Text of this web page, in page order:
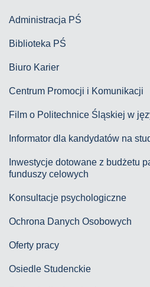
Administracja PŚ
Biblioteka PŚ
Biuro Karier
Centrum Promocji i Komunikacji
Film o Politechnice Śląskiej w
Informator dla kandydatów na
Inwestycje dotowane z budżetu
funduszy celowych
Konsultacje psychologiczne
Ochrona Danych Osobowych
Oferty pracy
Osiedle Studenckie